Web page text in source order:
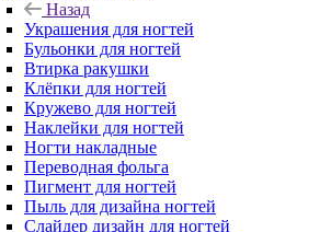
Назад
Украшения для ногтей
Бульонки для ногтей
Втирка ракушки
Клёпки для ногтей
Кружево для ногтей
Наклейки для ногтей
Ногти накладные
Переводная фольга
Пигмент для ногтей
Пыль для дизайна ногтей
Слайдер дизайн для ногтей